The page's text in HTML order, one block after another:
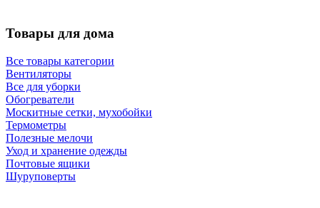
Товары для дома
Все товары категории
Вентиляторы
Все для уборки
Обогреватели
Москитные сетки, мухобойки
Термометры
Полезные мелочи
Уход и хранение одежды
Почтовые ящики
Шуруповерты